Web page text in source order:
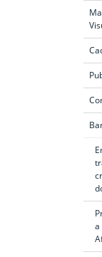
a